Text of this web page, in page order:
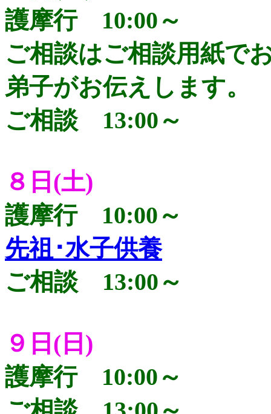
護摩行 10:00～
ご相談はご相談用紙で
弟子がお伝えします。
ご相談 13:00～
８日(土)
護摩行 10:00～
先祖･水子供養
ご相談 13:00～
９日(日)
護摩行 10:00～